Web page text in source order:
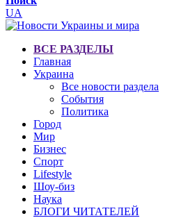
UA
ВСЕ РАЗДЕЛЫ
Главная
Украина
Все новости раздела
События
Политика
Город
Мир
Бизнес
Спорт
Lifestyle
Шоу-биз
Наука
БЛОГИ ЧИТАТЕЛЕЙ